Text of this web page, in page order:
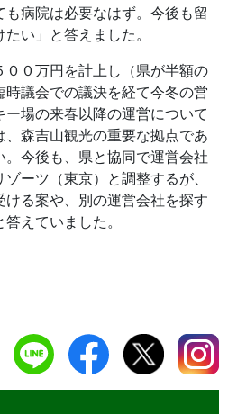
病院は必要なはず。今後も留
い」と答えました。
００万円を計上し（県が半額の
時議会での議決を経て今冬の営
場の来春以降の運営について
森吉山観光の重要な拠点であ
。今後も、県と協同で運営会社
ーツ（東京）と調整するが、
ける案や、別の運営会社を探す
えていました。